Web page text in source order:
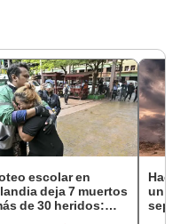
escolar en
deja 7 muertos
de 30 heridos:
un